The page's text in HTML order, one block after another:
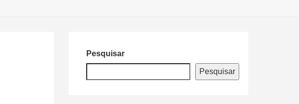
Pesquisar
Pesquisar